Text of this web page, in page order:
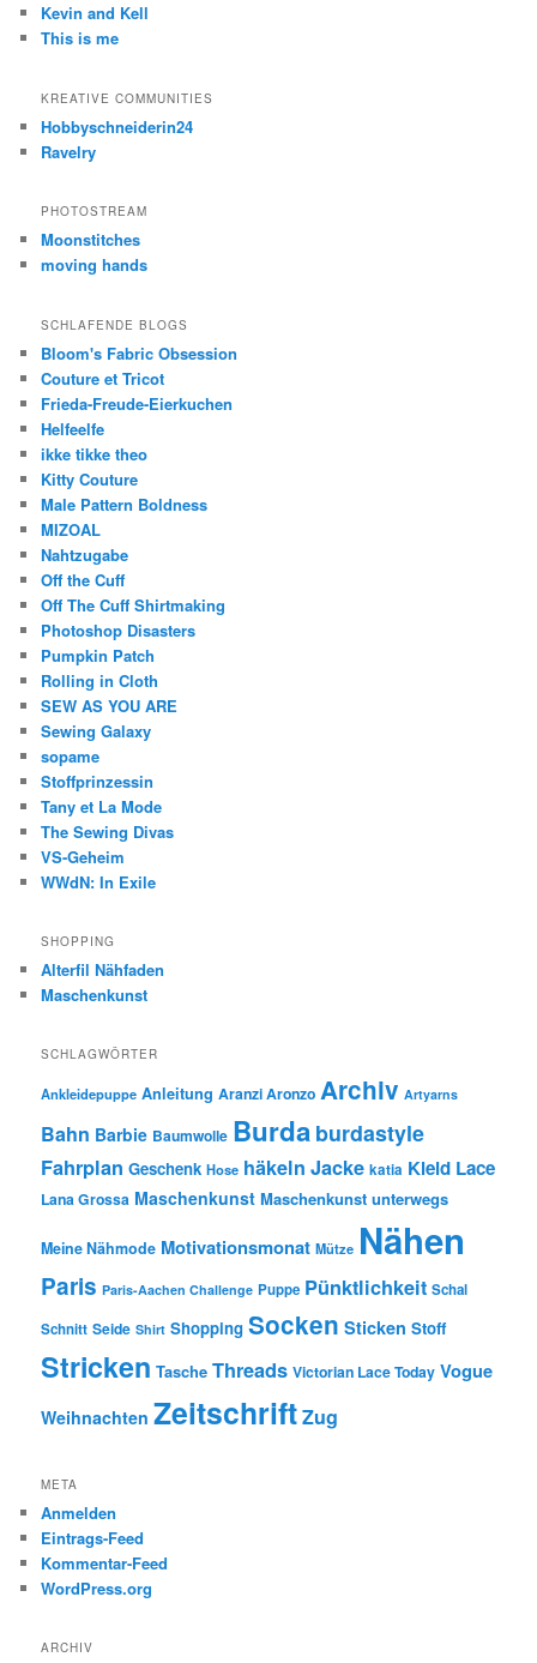
Kevin and Kell
This is me
KREATIVE COMMUNITIES
Hobbyschneiderin24
Ravelry
PHOTOSTREAM
Moonstitches
moving hands
SCHLAFENDE BLOGS
Bloom's Fabric Obsession
Couture et Tricot
Frieda-Freude-Eierkuchen
Helfeelfe
ikke tikke theo
Kitty Couture
Male Pattern Boldness
MIZOAL
Nahtzugabe
Off the Cuff
Off The Cuff Shirtmaking
Photoshop Disasters
Pumpkin Patch
Rolling in Cloth
SEW AS YOU ARE
Sewing Galaxy
sopame
Stoffprinzessin
Tany et La Mode
The Sewing Divas
VS-Geheim
WWdN: In Exile
SHOPPING
Alterfil Nähfaden
Maschenkunst
SCHLAGWÖRTER
Ankleidepuppe Anleitung Aranzi Aronzo Archiv Artyarns
Bahn Barbie Baumwolle Burda burdastyle
Fahrplan Geschenk Hose häkeln Jacke katia Kleid Lace
Lana Grossa Maschenkunst Maschenkunst unterwegs
Meine Nähmode Motivationsmonat Mütze Nähen
Paris Paris-Aachen Challenge Puppe Pünktlichkeit Schal
Schnitt Seide Shirt Shopping Socken Sticken Stoff
Stricken Tasche Threads Victorian Lace Today Vogue
Weihnachten ZeitschriftZug
META
Anmelden
Eintrags-Feed
Kommentar-Feed
WordPress.org
ARCHIV